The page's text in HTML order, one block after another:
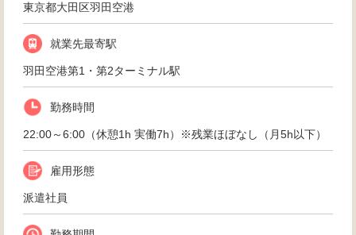
東京都大田区羽田空港
就業先最寄駅
羽田空港第1・第2ターミナル駅
勤務時間
22:00～6:00（休憩1h 実働7h）※残業ほぼなし（月5h以下）
雇用形態
派遣社員